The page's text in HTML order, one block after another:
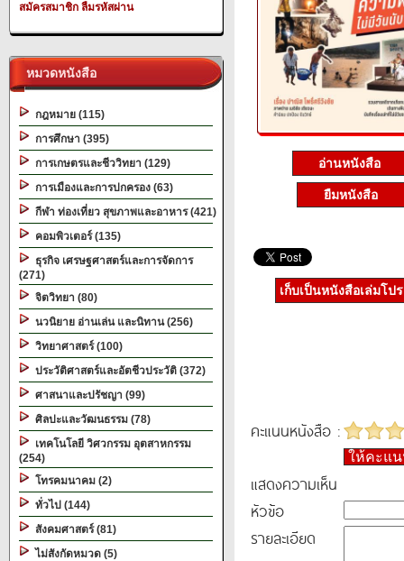
สมัครสมาชิก ลืมรหัสผ่าน
หมวดหนังสือ
กฎหมาย (115)
การศึกษา (395)
การเกษตรและชีววิทยา (129)
การเมืองและการปกครอง (63)
กีฬา ท่องเที่ยว สุขภาพและอาหาร (421)
คอมพิวเตอร์ (135)
ธุรกิจ เศรษฐศาสตร์และการจัดการ
(271)
จิตวิทยา (80)
นวนิยาย อ่านเล่น และนิทาน (256)
วิทยาศาสตร์ (100)
ประวัติศาสตร์และอัตชีวประวัติ (372)
ศาสนาและปรัชญา (99)
ศิลปะและวัฒนธรรม (78)
เทคโนโลยี วิศวกรรม อุตสาหกรรม
(254)
โทรคมนาคม (2)
ทั่วไป (144)
สังคมศาสตร์ (81)
ไม่สังกัดหมวด (5)
อ่านหนังสือ
ยืมหนังสือ
เก็บเป็นหนังสือเล่มโป
คะแนนหนังสือ :
ให้คะแ
แสดงความเห็น
หัวข้อ
รายละเอียด